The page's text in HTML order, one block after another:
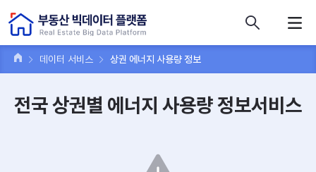
데이터 서비스 상권 에너지 사용량 정보
전국 상권별 에너지 사용량 정보서비스